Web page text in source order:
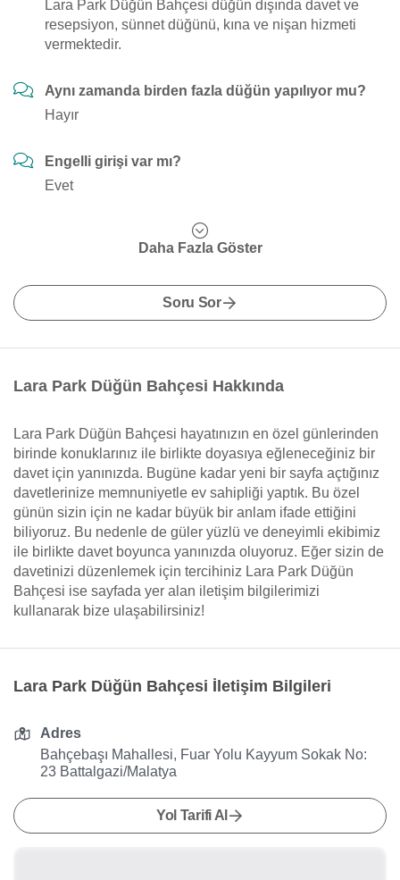
Lara Park Düğün Bahçesi düğün dışında davet ve
resepsiyon, sünnet düğünü, kına ve nişan hizmeti
vermektedir.
Aynı zamanda birden fazla düğün yapılıyor mu?
Hayır
Engelli girişi var mı?
Evet
Daha Fazla Göster
Soru Sor
Lara Park Düğün Bahçesi Hakkında
Lara Park Düğün Bahçesi hayatınızın en özel günlerinden
birinde konuklarınız ile birlikte doyasıya eğleneceğiniz bir
davet için yanınızda. Bugüne kadar yeni bir sayfa açtığınız
davetlerinize memnuniyetle ev sahipliği yaptık. Bu özel
günün sizin için ne kadar büyük bir anlam ifade ettiğini
biliyoruz. Bu nedenle de güler yüzlü ve deneyimli ekibimiz
ile birlikte davet boyunca yanınızda oluyoruz. Eğer sizin de
davetinizi düzenlemek için tercihiniz Lara Park Düğün
Bahçesi ise sayfada yer alan iletişim bilgilerimizi
kullanarak bize ulaşabilirsiniz!
Lara Park Düğün Bahçesi İletişim Bilgileri
Adres
Bahçebaşı Mahallesi, Fuar Yolu Kayyum Sokak No:
23 Battalgazi/Malatya
Yol Tarifi Al